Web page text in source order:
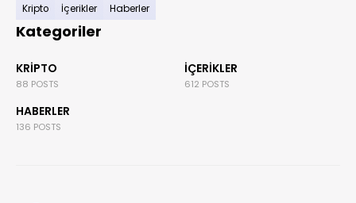
Kripto İçerikler Haberler
Kategoriler
KRIPTO
88 POSTS
İÇERIKLER
612 POSTS
HABERLER
136 POSTS